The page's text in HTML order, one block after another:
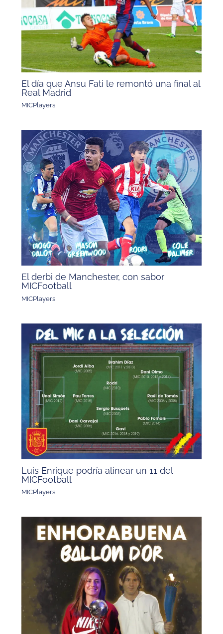
El día que Ansu Fati le remontó una final al
Real Madrid
MICPlayers
El derbi de Manchester, con sabor
MICFootball
MICPlayers
Luis Enrique podría alinear un 11 del
MICFootball
MICPlayers